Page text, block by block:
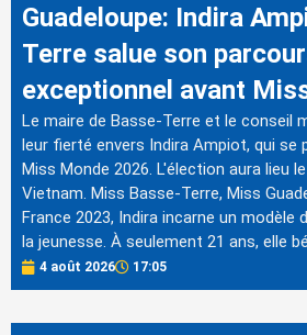
Guadeloupe: Indira
Terre salue son
exceptionnel avant
Le maire de Basse-Terre et le conseil
leur fierté envers Indira Ampiot, qui se
Miss Monde 2026. L'élection aura lieu
Vietnam. Miss Basse-Terre, Miss
France 2023, Indira incarne un modèle
la jeunesse. À seulement 21 ans, elle
4 août 2026 17:05